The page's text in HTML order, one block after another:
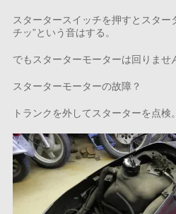
スタータースイッチを押すとスター
チッ”という音はする。
でもスターターモーターは回りませ
スターターモーターの故障？
トランクを外してスターターを点検。